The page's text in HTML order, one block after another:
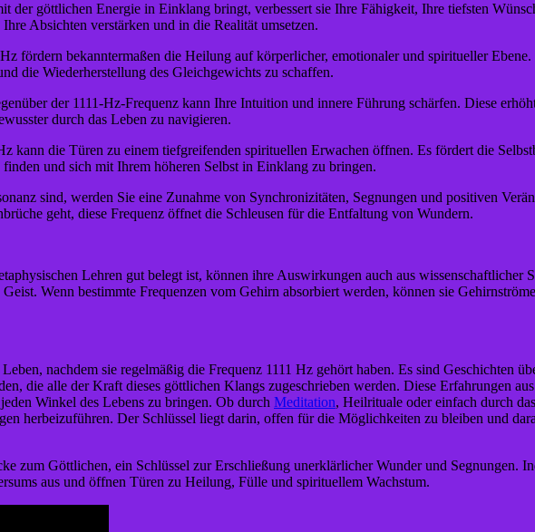
göttlichen Energie in Einklang bringt, verbessert sie Ihre Fähigkeit, Ihre tiefsten
Absichten verstärken und in die Realität umsetzen.
bekanntermaßen die Heilung auf körperlicher, emotionaler und spiritueller
die Wiederherstellung des Gleichgewichts zu schaffen.
der 1111-Hz-Frequenz kann Ihre Intuition und innere Führung schärfen. Diese
durch das Leben zu navigieren.
die Türen zu einem tiefgreifenden spirituellen Erwachen öffnen. Es fördert die
und sich mit Ihrem höheren Selbst in Einklang zu bringen.
sind, werden Sie eine Zunahme von Synchronizitäten, Segnungen und positiven
geht, diese Frequenz öffnet die Schleusen für die Entfaltung von Wundern.
Lehren gut belegt ist, können ihre Auswirkungen auch aus wissenschaftlicher
Wenn bestimmte Frequenzen vom Gehirn absorbiert werden, können sie
nachdem sie regelmäßig die Frequenz 1111 Hz gehört haben. Es sind Geschichten
die alle der Kraft dieses göttlichen Klangs zugeschrieben werden. Diese Erfahrungen
Winkel des Lebens zu bringen. Ob durch Meditation, Heilrituale oder einfach durch
herbeizuführen. Der Schlüssel liegt darin, offen für die Möglichkeiten zu bleiben und
zum Göttlichen, ein Schlüssel zur Erschließung unerklärlicher Wunder und Segnungen.
aus und öffnen Türen zu Heilung, Fülle und spirituellem Wachstum.